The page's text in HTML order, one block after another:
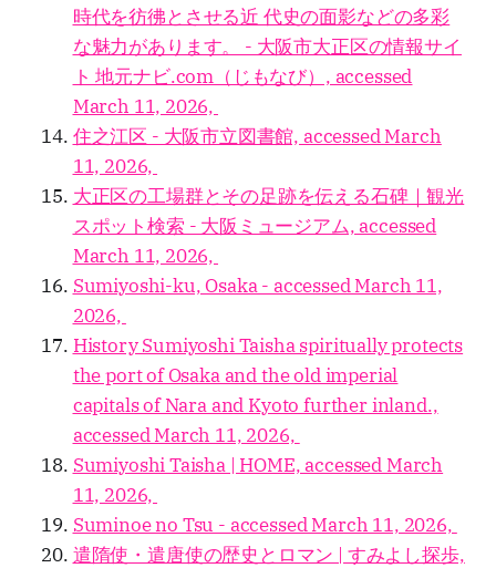
時代を彷彿とさせる近 代史の面影などの多彩
な魅力があります。 - 大阪市大正区の情報サイ
ト 地元ナビ.com（じもなび）, accessed
March 11, 2026,
住之江区 - 大阪市立図書館, accessed March
11, 2026,
大正区の工場群とその足跡を伝える石碑｜観光
スポット検索 - 大阪ミュージアム, accessed
March 11, 2026,
Sumiyoshi-ku, Osaka - accessed March 11,
2026,
History Sumiyoshi Taisha spiritually protects
the port of Osaka and the old imperial
capitals of Nara and Kyoto further inland.,
accessed March 11, 2026,
Sumiyoshi Taisha | HOME, accessed March
11, 2026,
Suminoe no Tsu - accessed March 11, 2026,
遣隋使・遣唐使の歴史とロマン | すみよし探歩,